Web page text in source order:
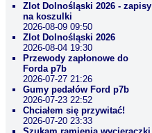
Zlot Dolnośląski 2026 - zapisy
na koszulki
2026-08-09 09:50
Zlot Dolnośląski 2026
2026-08-04 19:30
Przewody zapłonowe do
Forda p7b
2026-07-27 21:26
Gumy pedałów Ford p7b
2026-07-23 22:52
Chciałem się przywitać!
2026-07-20 23:33